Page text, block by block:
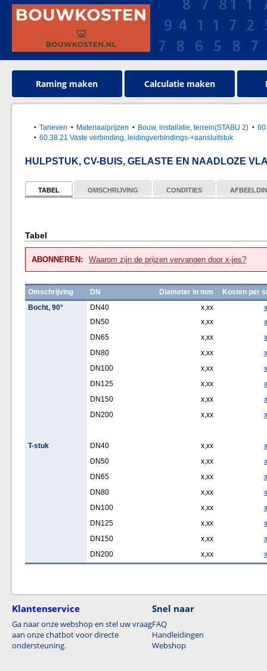
Raming maken Calculatie maken
Tarieven Materiaalprijzen Bouw, installatie, terrein(STABU 2)
60
60.38.21 Vaste verbinding, leidingverbindings-+aansluitstuk
HULPSTUK, CV-BUIS, GELASTE EN NAADLOZE
TABEL OMSCHRIJVING CONDITIES
Tabel
ABONNEREN: Waarom zijn de prijzen vervangen door x-jes?
Omschrijving DN Diameter in mm
Kosten per
Bocht, 90°
DN40 x,xx
DN50
x,xx
DN65
x,xx
DN80
x,xx
DN100
x,xx
DN125
x,xx
DN150
x,xx
DN200
x,xx
T-stuk DN40 x,xx
DN50
x,xx
DN65
x,xx
DN80
x,xx
DN100
x,xx
DN125
x,xx
DN150
x,xx
DN200
x,xx
Klantenservice
Ga naar onze webshop en stel uw vraag
aan onze chatbot voor directe
ondersteuning.
Snel naar
FAQ
Handleidingen
Webshop